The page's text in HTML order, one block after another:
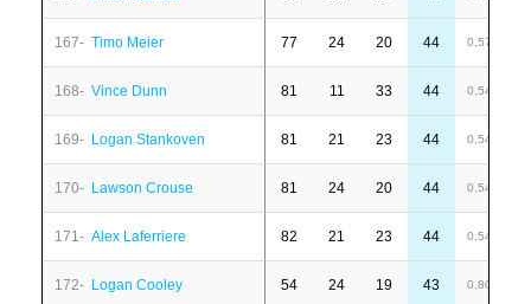
167- Timo Meier 77 24 20 44 0,57
168- Vince Dunn 81 11 33 44 0,54
169- Logan Stankoven 81 21 23 44 0,54
170- Lawson Crouse 81 24 20 44 0,54
171- Alex Laferriere 82 21 23 44 0,54
172- Logan Cooley 54 24 19 43 0,80